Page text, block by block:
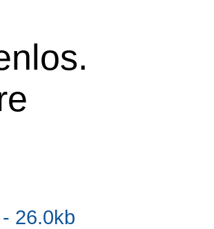
26.0kb